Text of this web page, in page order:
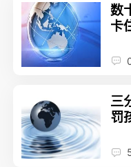
数
卡
三
罚